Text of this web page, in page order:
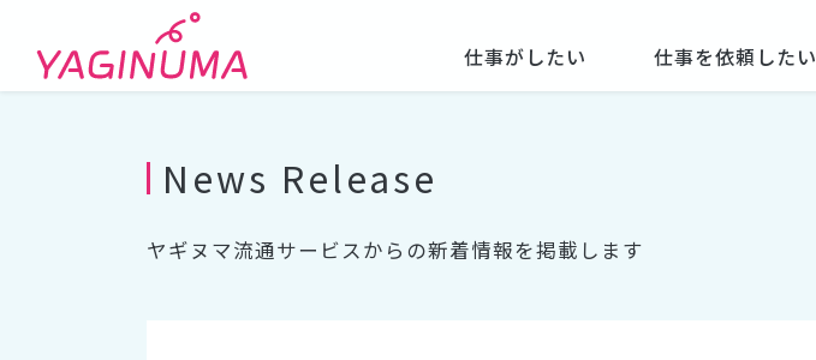
仕事がしたい 仕事を依頼したい
News Release
ヤギヌマ流通サービスからの新着情報を掲載します